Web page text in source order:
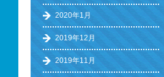
2020年1月
2019年12月
2019年11月